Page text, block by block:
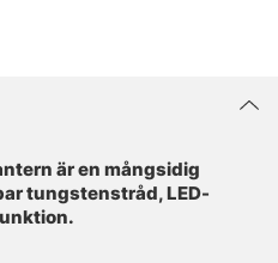
är en mångsidig
tungstenstråd, LED-